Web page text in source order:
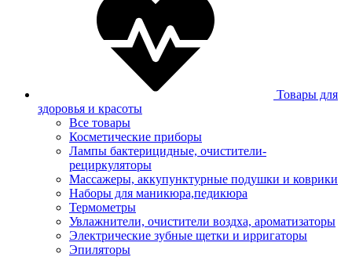
Товары для
здоровья и красоты
Все товары
Косметические приборы
Лампы бактерицидные, очистители-
рециркуляторы
Массажеры, аккупунктурные подушки и коврики
Наборы для маникюра,педикюра
Термометры
Увлажнители, очистители воздха, ароматизаторы
Электрические зубные щетки и ирригаторы
Эпиляторы